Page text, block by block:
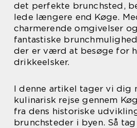
det perfekte brunchsted,
lede længere end Køge.
charmerende omgivelser
fantastiske
der er værd at besøge for
drikkeelsker.
I denne artikel tager vi dig
kulinarisk rejse gennem
fra dens historiske
brunchsteder i byen. Så